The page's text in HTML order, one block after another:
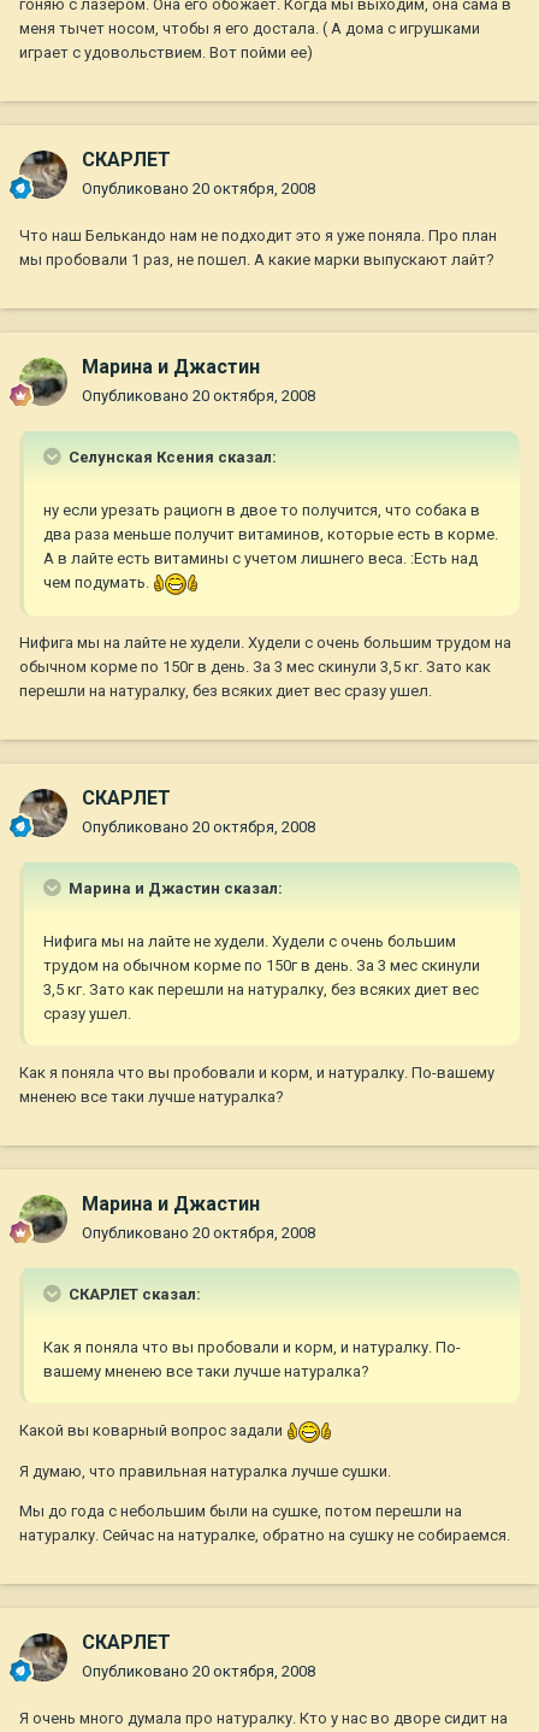
гоняю с лазером. Она его обожает. Когда мы выходим, она сама в
меня тычет носом, чтобы я его достала. ( А дома с игрушками
играет с удовольствием. Вот пойми ее)
СКАРЛЕТ
Опубликовано 20 октября, 2008
Что наш Белькандо нам не подходит это я уже поняла. Про план
мы пробовали 1 раз, не пошел. А какие марки выпускают лайт?
Марина и Джастин
Опубликовано 20 октября, 2008
Селунская Ксения сказал:
ну если урезать рациогн в двое то получится, что собака в
два раза меньше получит витаминов, которые есть в корме.
А в лайте есть витамины с учетом лишнего веса. :Есть над
чем подумать.
Нифига мы на лайте не худели. Худели с очень большим трудом на
обычном корме по 150г в день. За 3 мес скинули 3,5 кг. Зато как
перешли на натуралку, без всяких диет вес сразу ушел.
СКАРЛЕТ
Опубликовано 20 октября, 2008
Марина и Джастин сказал:
Нифига мы на лайте не худели. Худели с очень большим
трудом на обычном корме по 150г в день. За 3 мес скинули
3,5 кг. Зато как перешли на натуралку, без всяких диет вес
сразу ушел.
Как я поняла что вы пробовали и корм, и натуралку. По-вашему
мненею все таки лучше натуралка?
Марина и Джастин
Опубликовано 20 октября, 2008
СКАРЛЕТ сказал:
Как я поняла что вы пробовали и корм, и натуралку. По-
вашему мненею все таки лучше натуралка?
Какой вы коварный вопрос задали
Я думаю, что правильная натуралка лучше сушки.
Мы до года с небольшим были на сушке, потом перешли на
натуралку. Сейчас на натуралке, обратно на сушку не собираемся.
СКАРЛЕТ
Опубликовано 20 октября, 2008
Я очень много думала про натуралку. Кто у нас во дворе сидит на